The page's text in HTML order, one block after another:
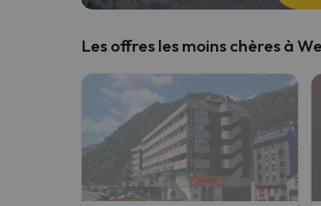
Les offres les moins chères à